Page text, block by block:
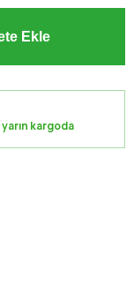
yarın kargoda